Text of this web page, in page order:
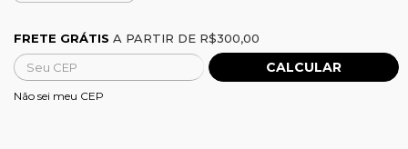
Frete grátis R$300,00
Entregas para o CEP: Alterar CEP
FRETE GRÁTIS A PARTIR DE R$300,00
CALCULAR
Não sei meu CEP